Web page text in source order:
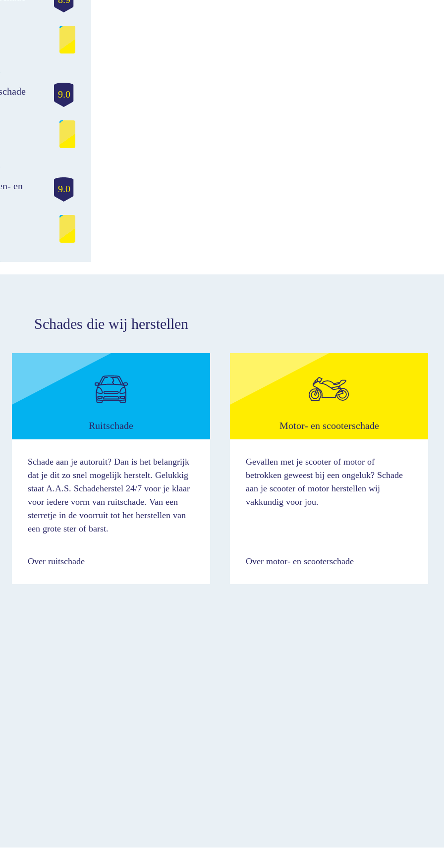
9.0
en
9.0
Schades die wij herstellen
Ruitschade
Schade aan je autoruit? Dan is het belangrijk
dat je dit zo snel mogelijk herstelt. Gelukkig
staat A.A.S. Schadeherstel 24/7 voor je klaar
voor iedere vorm van ruitschade. Van een
sterretje in de voorruit tot het herstellen van
een grote ster of barst.
Over ruitschade
Motor- en scooterschade
Gevallen met je scooter of motor of
betrokken geweest bij een ongeluk? Schade
aan je scooter of motor herstellen wij
vakkundig voor jou.
Over motor- en scooterschade